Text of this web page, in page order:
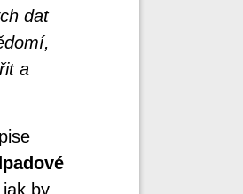
dat
a
jak by